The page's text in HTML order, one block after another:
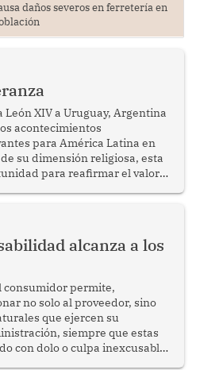
daños severos en ferretería en
XIV a Uruguay, Argentina
acontecimientos
para América Latina en
su dimensión religiosa, esta
para reafirmar el valor
de desarrollo, cohesión
alcanza a los
consumidor permite,
no solo al proveedor, sino
que ejercen su
siempre que estas
con dolo o culpa inexcusable